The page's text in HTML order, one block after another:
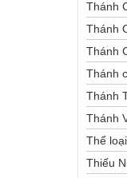
Thánh
Thánh
Thánh
Thánh
Thánh
Thánh
Thể
Thiếu